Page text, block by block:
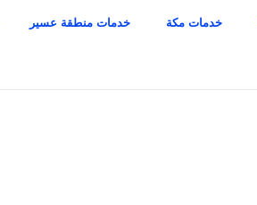
خدمات مكة خدمات منطقة عسير